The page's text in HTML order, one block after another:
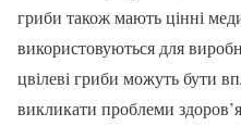
гриби також мають цінні
використовуються для
цвілеві гриби можуть бути
викликати проблеми